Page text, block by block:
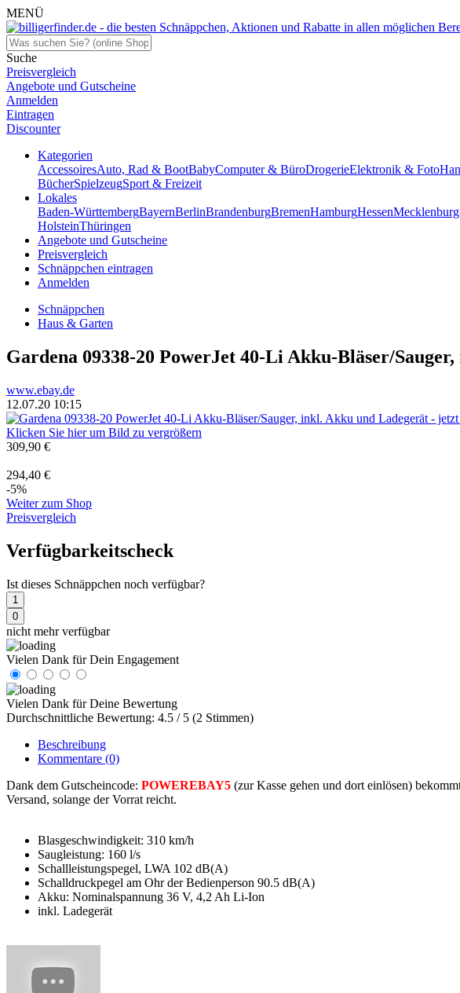
MENÜ
Suche
Preisvergleich
Angebote und Gutscheine
Anmelden
Eintragen
Discounter
Kategorien
AccessoiresAuto, Rad & BootBabyComputer & BüroDrogerieElektronik & Foto
BücherSpielzeugSport & Freizeit
Lokales
Baden-WürttembergBayernBerlinBrandenburgBremenHamburgHessen
HolsteinThüringen
Angebote und Gutscheine
Preisvergleich
Schnäppchen eintragen
Anmelden
Schnäppchen
Haus & Garten
Gardena 09338-20 PowerJet 40-Li Akku-Bläser/
www.ebay.de
12.07.20 10:15
Klicken Sie hier um Bild zu vergrößern
309,90 €
294,40 €
-5%
Weiter zum Shop
Preisvergleich
Verfügbarkeitscheck
Ist dieses Schnäppchen noch verfügbar?
1
0
nicht mehr verfügbar
Vielen Dank für Dein Engagement
Vielen Dank für Deine Bewertung
Durchschnittliche Bewertung: 4.5 / 5 (2 Stimmen)
Beschreibung
Kommentare (0)
Dank dem Gutscheincode: POWEREBAY5 (zur Kasse gehen und dort einlösen)
Versand, solange der Vorrat reicht.
Blasgeschwindigkeit: 310 km/h
Saugleistung: 160 l/s
Schallleistungspegel, LWA 102 dB(A)
Schalldruckpegel am Ohr der Bedienperson 90.5 dB(A)
Akku: Nominalspannung 36 V, 4,2 Ah Li-Ion
inkl. Ladegerät